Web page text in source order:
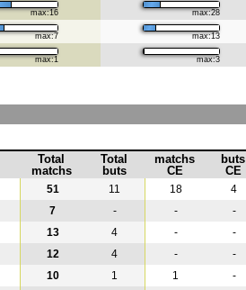
max:16 max:28
max:7 max:13
max:1 max:3
Total
matchs
Total
buts
matchs
CE
buts
CE
51 11 18
4
7 - -
-
13 4 -
-
12 4 -
-
10 1 1
-